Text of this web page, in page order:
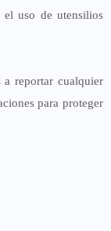
uso de utensilios
reportar cualquier
para proteger